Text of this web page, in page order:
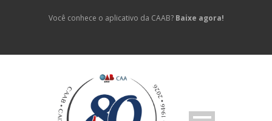
Você conhece o aplicativo da CAAB? Baixe agora!